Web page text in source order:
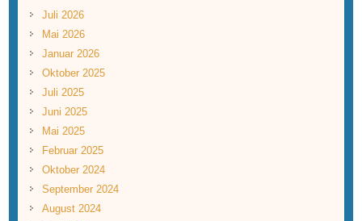
Juli 2026
Mai 2026
Januar 2026
Oktober 2025
Juli 2025
Juni 2025
Mai 2025
Februar 2025
Oktober 2024
September 2024
August 2024